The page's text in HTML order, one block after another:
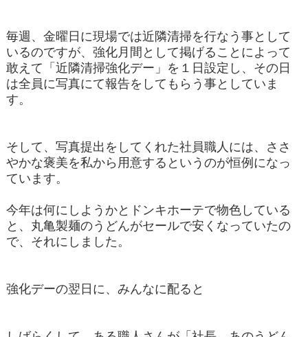
毎週、金曜日に現場では近隣清掃を行なう事として
いるのですが、強化月間として掲げることによって
敢えて「近隣清掃強化デー」を１日設定し、その日
は全員に写真にて報告をしてもらう事としていま
す。
そして、写真提出をしてくれた社員職人には、ささ
やかな褒美を私から用意するというのが恒例になっ
ています。
今年は何にしようかとドンキホーテで物色している
と、丸亀製麺のうどんがセールで安くなっていたの
で、それにしました。
強化デーの翌日に、みんなに配ると